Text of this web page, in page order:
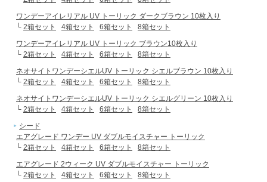
ワンデーアイレリアル UV トーリック ダークブラウン 10枚入り
└ 2箱セット 4箱セット 6箱セット
8箱セット
ワンデーアイレリアル UV トーリック ブラウン10枚入り
└ 2箱セット 4箱セット 6箱セット
8箱セット
ネオサイトワンデーシエルUV トーリック シエルブラウン 10枚入り
└ 2箱セット 4箱セット 6箱セット
8箱セット
ネオサイトワンデーシエルUV トーリック シエルグリーン 10枚入り
└ 2箱セット 4箱セット 6箱セット
8箱セット
シード
エアグレード ワンデー UV ダブルモイスチャー トーリック
└ 2箱セット 4箱セット 6箱セット
8箱セット
エアグレード 2ウィーク UV ダブルモイスチャー トーリック
└ 2箱セット 4箱セット 6箱セット
8箱セット